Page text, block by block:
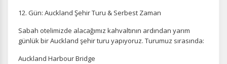
12. Gün: Auckland Şehir Turu & Serbest Zaman
Sabah otelimizde alacağımız kahvaltının ardından yarım
günlük bir Auckland şehir turu yapıyoruz. Turumuz sırasında:
Auckland Harbour Bridge